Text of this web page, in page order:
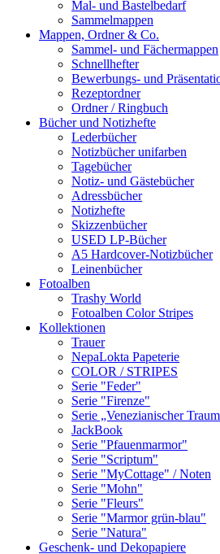
Mal- und Bastelbedarf
Sammelmappen
Mappen, Ordner & Co.
Sammel- und Fächermappen
Schnellhefter
Bewerbungs- und
Rezeptordner
Ordner / Ringbuch
Bücher und Notizhefte
Lederbücher
Notizbücher unifarben
Tagebücher
Notiz- und Gästebücher
Adressbücher
Notizhefte
Skizzenbücher
USED LP-Bücher
A5 Hardcover-Notizbücher
Leinenbücher
Fotoalben
Trashy World
Fotoalben Color Stripes
Kollektionen
Trauer
NepaLokta Papeterie
COLOR / STRIPES
Serie "Feder"
Serie "Firenze"
Serie „Venezianischer
JackBook
Serie "Pfauenmarmor"
Serie "Scriptum"
Serie "MyCottage" / Noten
Serie "Mohn"
Serie "Fleurs"
Serie "Marmor grün-blau"
Serie "Natura"
Geschenk- und Dekopapiere